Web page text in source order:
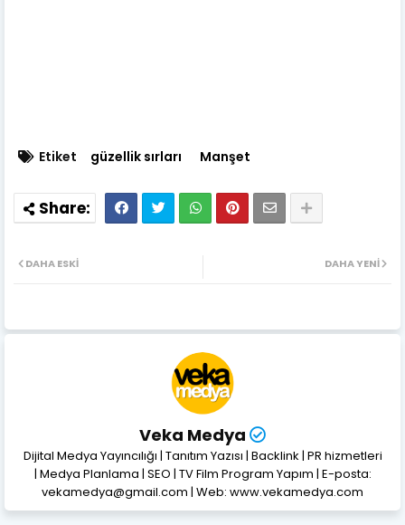
Etiket güzellik sırları Manşet
DAHA YENI
DAHA ESKI
Veka Medya
Dijital Medya Yayıncılığı | Tanıtım Yazısı | Backlink | PR hizmetleri
| Medya Planlama | SEO | TV Film Program Yapım | E-posta:
vekamedya@gmail.com | Web: www.vekamedya.com